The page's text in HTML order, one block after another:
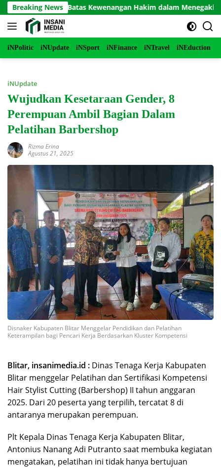
Langsung
ke
konten
Breaking News
dan Batas Kewenangan Hakim dalam Menegakkan
iNPolitic iNUpdate iNSport iNFinance iNTravel iNEduction
iNUpdate
Wujudkan Kesetaraan Gender, 8
Perempuan Ambil Bagian Dalam
Pelatihan Barbershop
Rizma Erina
Agustus 21, 2025
Disnaker Kabupaten Blitar Menggelar Pendidikan dan Pelatihan
Keterampilan bagi Pencari Kerja Berdasarkan Kluster Kompetensi
Blitar, insanimedia.id : Dinas Tenaga Kerja Kabupaten
Blitar menggelar Pelatihan dan Sertifikasi Kompetensi
Hair Stylist Cutting (Barbershop) II tahun anggaran
2025. Dari 20 peserta yang terpilih, tercatat 8 di
antaranya merupakan perempuan.
Plt Kepala Dinas Tenaga Kerja Kabupaten Blitar,
Antonius Nanang Adi Putranto saat membuka kegiatan
mengatakan, pelatihan ini tidak hanya bertujuan